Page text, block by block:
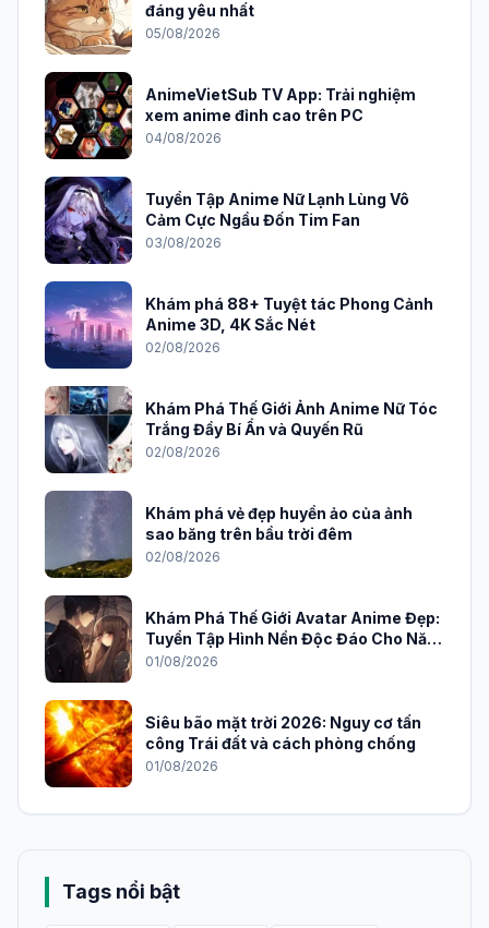
đáng yêu nhất
05/08/2026
AnimeVietSub TV App: Trải nghiệm
xem anime đỉnh cao trên PC
04/08/2026
Tuyển Tập Anime Nữ Lạnh Lùng Vô
Cảm Cực Ngầu Đốn Tim Fan
03/08/2026
Khám phá 88+ Tuyệt tác Phong Cảnh
Anime 3D, 4K Sắc Nét
02/08/2026
Khám Phá Thế Giới Ảnh Anime Nữ Tóc
Trắng Đầy Bí Ẩn và Quyến Rũ
02/08/2026
Khám phá vẻ đẹp huyền ảo của ảnh
sao băng trên bầu trời đêm
02/08/2026
Khám Phá Thế Giới Avatar Anime Đẹp:
Tuyển Tập Hình Nền Độc Đáo Cho Năm
2026
01/08/2026
Siêu bão mặt trời 2026: Nguy cơ tấn
công Trái đất và cách phòng chống
01/08/2026
Tags nổi bật